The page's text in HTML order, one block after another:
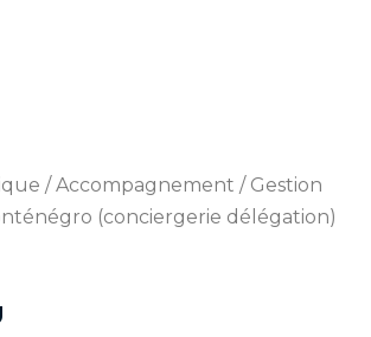
/ Accompagnement / Gestion
(conciergerie délégation)